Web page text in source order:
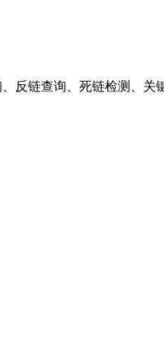
反链查询、死链检测、关